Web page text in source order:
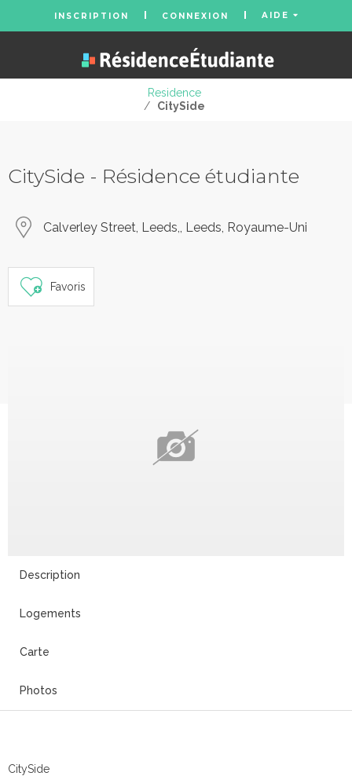
INSCRIPTION CONNEXION AIDE
Residence
/
CitySide
CitySide - Résidence étudiante
Calverley Street, Leeds,, Leeds, Royaume-Uni
Favoris
Description
Logements
Carte
Photos
CitySide